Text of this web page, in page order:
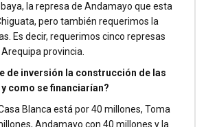
la represa de Andamayo que esta
pero también requerimos la
Es decir, requerimos cinco represas
provincia.
de inversión la construcción de las
como se financiarían?
Blanca está por 40 millones, Toma
Andamayo con 40 millones y la